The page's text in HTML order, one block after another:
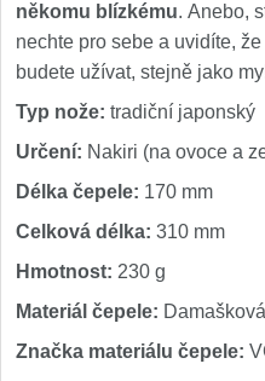
někomu blízkému. Anebo,
nechte pro sebe a uvidíte,
budete užívat, stejně jako
Typ nože: tradiční japonský
Určení: Nakiri (na ovoce a
Délka čepele: 170 mm
Celková délka: 310 mm
Hmotnost: 230 g
Materiál čepele:
Značka materiálu čepele: